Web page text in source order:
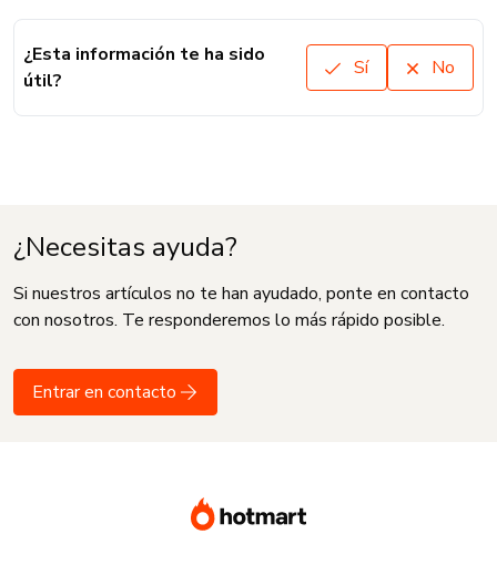
¿Esta información te ha sido
útil?
Sí No
¿Necesitas ayuda?
Si nuestros artículos no te han ayudado, ponte en contacto
con nosotros. Te responderemos lo más rápido posible.
Entrar en contacto